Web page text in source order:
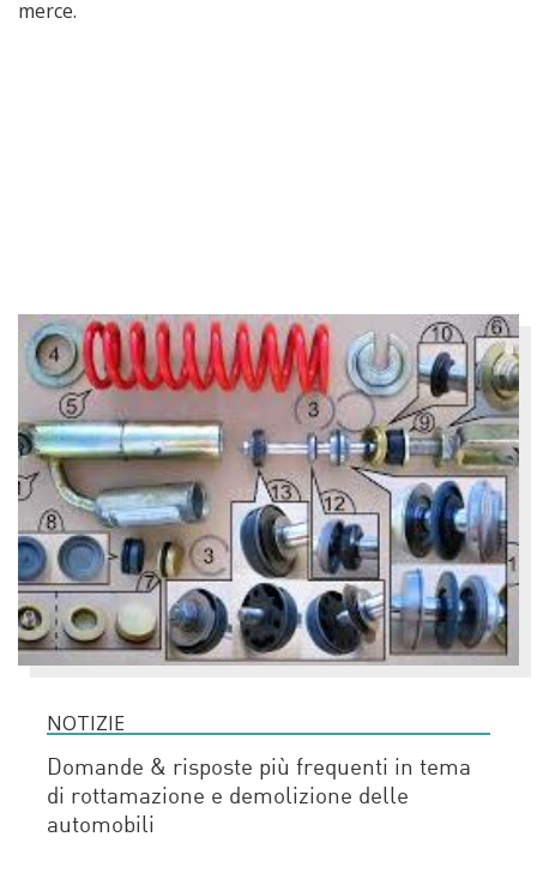
merce.
NOTIZIE
Domande & risposte più frequenti in tema
di rottamazione e demolizione delle
automobili